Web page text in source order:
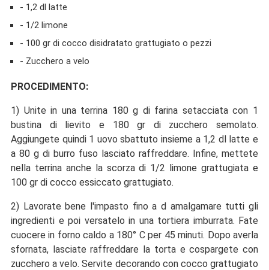
- 1,2 dl latte
- 1/2 limone
- 100 gr di cocco disidratato grattugiato o pezzi
- Zucchero a velo
PROCEDIMENTO:
1) Unite in una terrina 180 g di farina setacciata con 1
bustina di lievito e 180 gr di zucchero semolato.
Aggiungete quindi 1 uovo sbattuto insieme a 1,2 dl latte e
a 80 g di burro fuso lasciato raffreddare. Infine, mettete
nella terrina anche la scorza di 1/2 limone grattugiata e
100 gr di cocco essiccato grattugiato.
2) Lavorate bene l'impasto fino a d amalgamare tutti gli
ingredienti e poi versatelo in una tortiera imburrata. Fate
cuocere in forno caldo a 180° C per 45 minuti. Dopo averla
sfornata, lasciate raffreddare la torta e cospargete con
zucchero a velo. Servite decorando con cocco grattugiato